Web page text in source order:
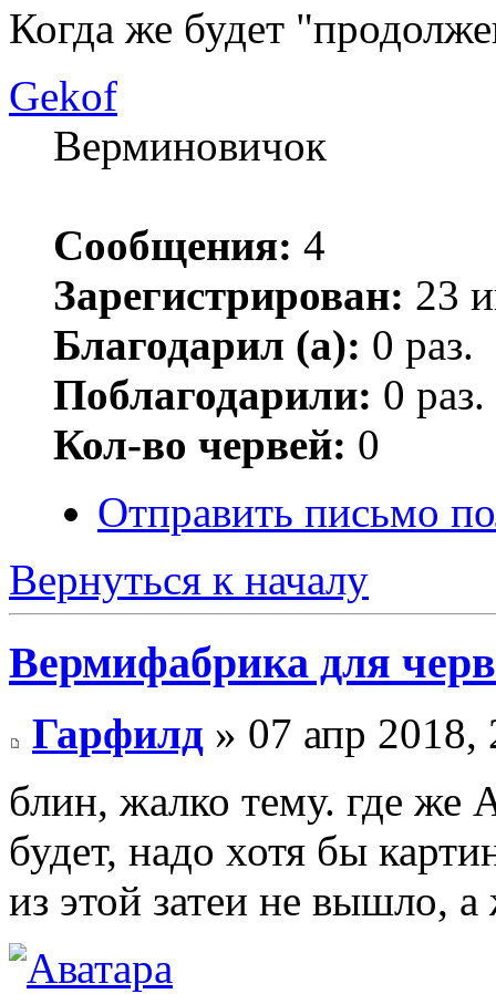
Когда же будет
Gekof
Верминовичок
Сообщения: 4
Зарегистрирован: 23
Благодарил (а): 0 раз.
Поблагодарили: 0 раз.
Кол-во червей: 0
Отправить письмо
Вернуться к началу
Вермифабрика для
Гарфилд » 07 апр 2018,
блин, жалко тему. где же
будет, надо хотя бы
из этой затеи не вышло, а